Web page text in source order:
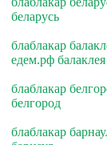
беларусь
блаблакар
едем.рф
блаблакар
белгород
блаблакар